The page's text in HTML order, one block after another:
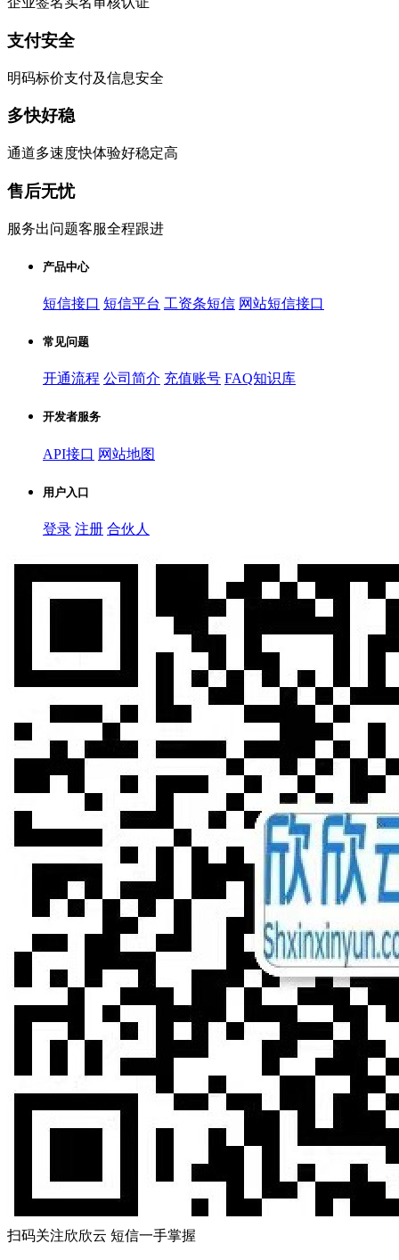
支付安全
明码标价支付及信息安全
多快好稳
通道多速度快体验好稳定高
售后无忧
服务出问题客服全程跟进
产品中心
短信接口 短信平台 工资条短信 网站短信接口
常见问题
开通流程 公司简介 充值账号 FAQ知识库
开发者服务
API接口 网站地图
用户入口
登录 注册 合伙人
扫码关注欣欣云 短信一手掌握